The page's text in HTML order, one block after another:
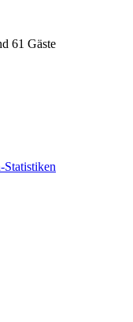
61 Gäste
Statistiken